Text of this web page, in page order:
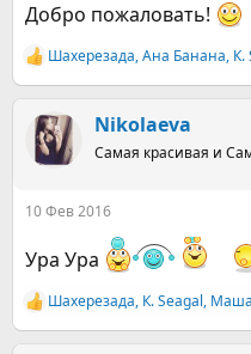
Добро пожаловать!
Р
е
Шахерезада,Ана Банана, К.
Nikolaeva
Самая красивая и
10 Фев 2016
Ура Ура
Р
е
Шахерезада, К. Seagal, Маша